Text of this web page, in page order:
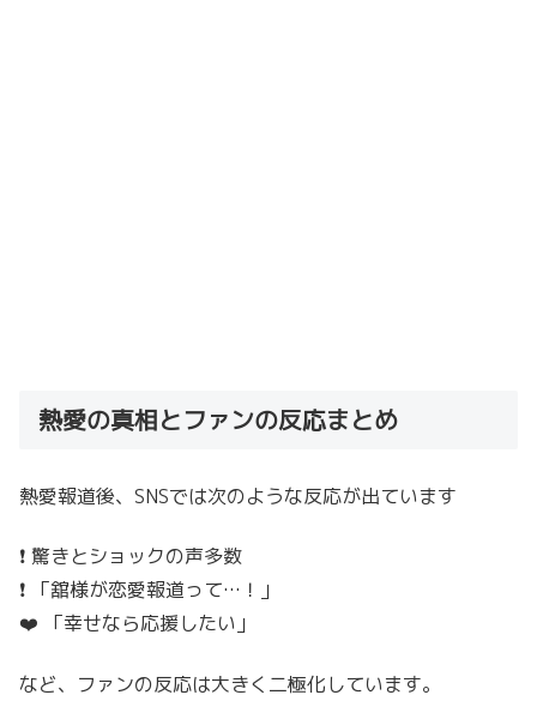
熱愛の真相とファンの反応まとめ
熱愛報道後、SNSでは次のような反応が出ています
❗ 驚きとショックの声多数
❗ 「舘様が恋愛報道って…！」
❤️ 「幸せなら応援したい」
など、ファンの反応は大きく二極化しています。